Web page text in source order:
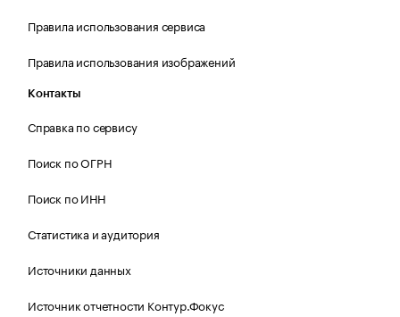
Правила использования сервиса
Правила использования изображений
Контакты
Справка по сервису
Поиск по ОГРН
Поиск по ИНН
Статистика и аудитория
Источники данных
Источник отчетности Контур.Фокус